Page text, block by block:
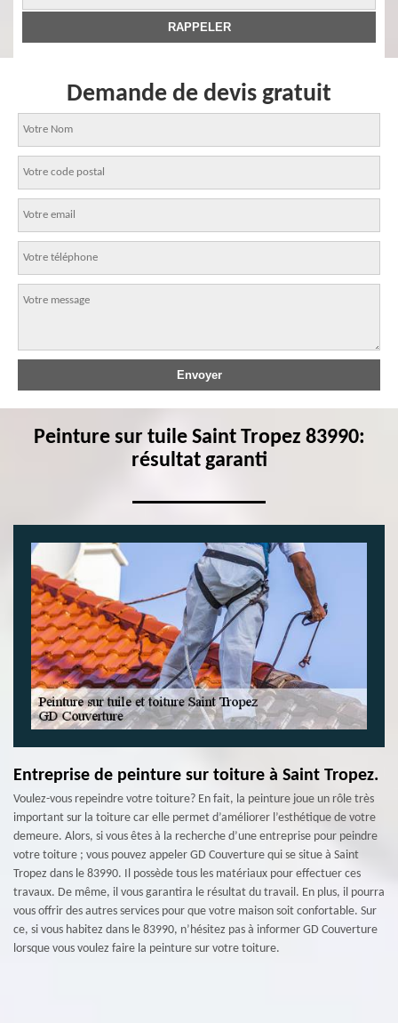
Demande de devis gratuit
Peinture sur tuile Saint Tropez 83990:
résultat garanti
Entreprise de peinture sur toiture à Saint Tropez.
Voulez-vous repeindre votre toiture? En fait, la peinture joue un rôle très
important sur la toiture car elle permet d’améliorer l’esthétique de votre
demeure. Alors, si vous êtes à la recherche d’une entreprise pour peindre
votre toiture ; vous pouvez appeler GD Couverture qui se situe à Saint
Tropez dans le 83990. Il possède tous les matériaux pour effectuer ces
travaux. De même, il vous garantira le résultat du travail. En plus, il pourra
vous offrir des autres services pour que votre maison soit confortable. Sur
ce, si vous habitez dans le 83990, n’hésitez pas à informer GD Couverture
lorsque vous voulez faire la peinture sur votre toiture.